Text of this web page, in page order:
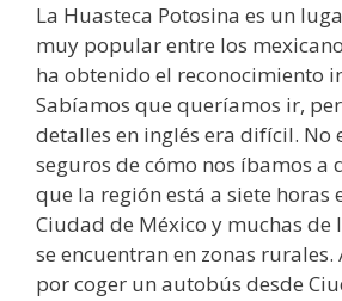
La Huasteca Potosina es un
muy popular entre los
ha obtenido el reconocimiento
Sabíamos que queríamos ir,
detalles en inglés era difícil. No
seguros de cómo nos íbamos a
que la región está a siete horas
Ciudad de México y muchas de
se encuentran en zonas
por coger un autobús desde